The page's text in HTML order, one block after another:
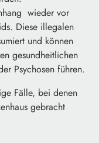
wieder vor
Diese illegalen
und können
gesundheitlichen
Psychosen führen.
Fälle, bei denen
gebracht